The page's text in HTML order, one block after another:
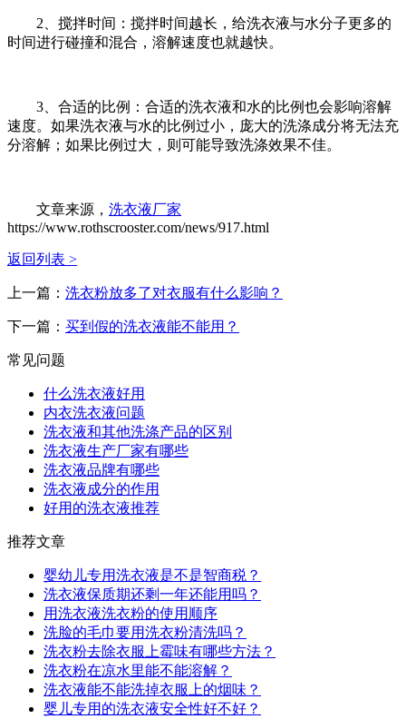
2、搅拌时间：搅拌时间越长，给洗衣液与水分子更多的
时间进行碰撞和混合，溶解速度也就越快。
3、合适的比例：合适的洗衣液和水的比例也会影响溶解
速度。如果洗衣液与水的比例过小，庞大的洗涤成分将无法充
分溶解；如果比例过大，则可能导致洗涤效果不佳。
文章来源， 洗衣液厂家
https://www.rothscrooster.com/news/917.html
返回列表 >
上一篇： 洗衣粉放多了对衣服有什么影响？
下一篇： 买到假的洗衣液能不能用？
常见问题
什么洗衣液好用
内衣洗衣液问题
洗衣液和其他洗涤产品的区别
洗衣液生产厂家有哪些
洗衣液品牌有哪些
洗衣液成分的作用
好用的洗衣液推荐
推荐文章
婴幼儿专用洗衣液是不是智商税？
洗衣液保质期还剩一年还能用吗？
用洗衣液洗衣粉的使用顺序
洗脸的毛巾要用洗衣粉清洗吗？
洗衣粉去除衣服上霉味有哪些方法？
洗衣粉在凉水里能不能溶解？
洗衣液能不能洗掉衣服上的烟味？
婴儿专用的洗衣液安全性好不好？